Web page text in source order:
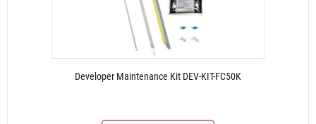
Developer Maintenance Kit DEV-KIT-FC50K